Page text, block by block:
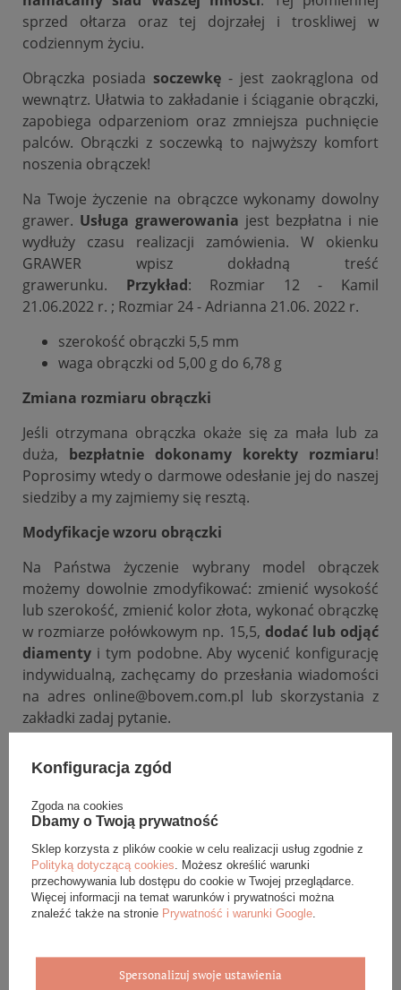
sprzed ołtarza oraz tej dojrzałej i troskliwej w
codziennym życiu.
Obrączka posiada soczewkę - jest zaokrąglona od
wewnątrz. Ułatwia to zakładanie i ściąganie obrączki,
zapobiega odparzeniom oraz zmniejsza puchnięcie
palców. Obrączki z soczewką to najwyższy komfort
noszenia obrączek!
Na Twoje życzenie na obrączce wykonamy dowolny
grawer. Usługa grawerowania jest bezpłatna i nie
wydłuży czasu realizacji zamówienia. W okienku
GRAWER wpisz dokładną treść
grawerunku.
Przykład: Rozmiar 12 - Kamil
21.06.2022 r. ; Rozmiar 24 - Adrianna 21.06. 2022 r.
szerokość obrączki 5,5 mm
waga obrączki od 5,00 g do 6,78 g
Zmiana rozmiaru obrączki
Jeśli otrzymana obrączka okaże się za mała lub za
duża, bezpłatnie dokonamy korekty rozmiaru!
Poprosimy wtedy o darmowe odesłanie jej do naszej
siedziby a my zajmiemy się resztą.
Modyfikacje wzoru obrączki
Na Państwa życzenie wybrany model obrączek
możemy dowolnie zmodyfikować: zmienić wysokość
lub szerokość, zmienić kolor złota, wykonać obrączkę
w rozmiarze połówkowym np. 15,5, dodać lub odjąć
diamenty i tym podobne. Aby wycenić konfigurację
indywidualną, zachęcamy do przesłania wiadomości
na adres online@bovem.com.pl lub skorzystania z
zakładki zadaj pytanie.
DANE SZCZEGÓŁOWE
OPINIE (0)
GWARANCJA
Konfiguracja zgód
Zgoda na cookies
Dbamy o Twoją prywatność
Sklep korzysta z plików cookie w celu realizacji usług zgodnie z
Polityką dotyczącą cookies . Możesz określić warunki
przechowywania lub dostępu do cookie w Twojej przeglądarce.
Więcej informacji na temat warunków i prywatności można
znaleźć także na stronie Prywatność i warunki Google
Spersonalizuj swoje ustawienia